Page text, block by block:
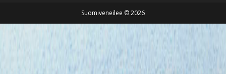
Suomiveneilee © 2026